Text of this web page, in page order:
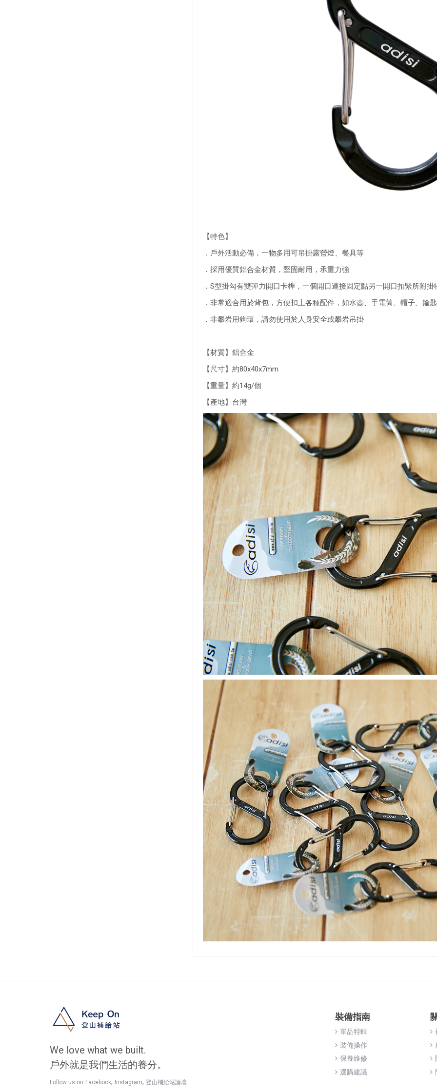
【特色】
．戶外活動必備，一物多用可吊掛露營燈、餐具等
．採用優質鋁合金材質，堅固耐用，承重力強
．S型掛勾有雙彈力開口卡榫，一個開口連接固定點另一開口扣緊所附掛
．非常適合用於背包，方便扣上各種配件，如水壺、手電筒、帽子、鑰
．非攀岩用鉤環，請勿使用於人身安全或攀岩吊掛
【材質】鋁合金
【尺寸】約80x40x7mm
【重量】約14g/個
【產地】台灣
We love what we built.
戶外就是我們生活的養分。
Follow us on Facebook, Instagram, 登山補給站論壇
裝備指南
單品特輯
裝備操作
保養維修
選購建議